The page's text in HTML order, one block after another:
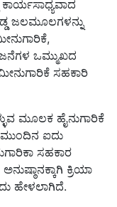
ಜಲಮೂಲಗಳನ್ನು
ಒಮ್ಮುಖದ
ಸಹಕಾರಿ
ಮೂಲಕ ಹೈನುಗಾರಿಕೆ
ಮುಂದಿನ ಐದು
ಸಹಕಾರ
ಕ್ರಿಯಾ
ಹೇಳಲಾಗಿದೆ.